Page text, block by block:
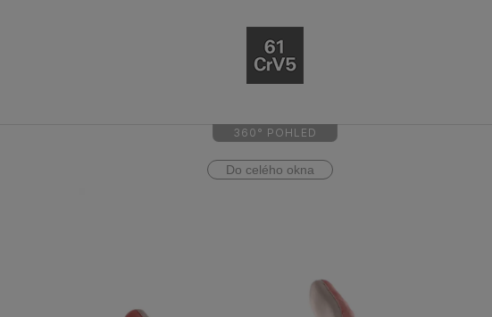
360° POHLED
Do celého okna